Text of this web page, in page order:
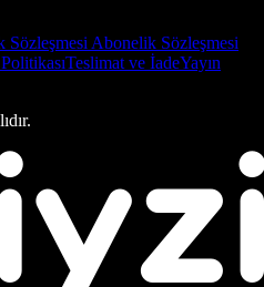
Sözleşmesi Abonelik Sözleşmesi
Teslimat ve İadeYayın